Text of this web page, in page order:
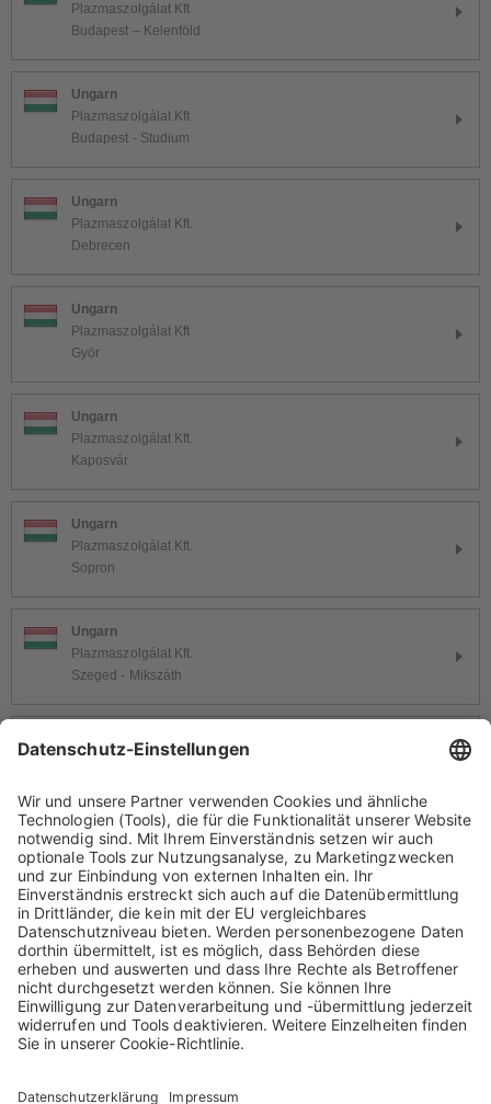
Plazmaszolgálat Kft
Budapest – Kelenföld
Ungarn
Plazmaszolgálat Kft
Budapest - Studium
Ungarn
Plazmaszolgálat Kft.
Debrecen
Ungarn
Plazmaszolgálat Kft
Györ
Ungarn
Plazmaszolgálat Kft.
Kaposvár
Ungarn
Plazmaszolgálat Kft.
Sopron
Ungarn
Plazmaszolgálat Kft.
Szeged - Mikszáth
Ungarn
Plazmaszolgálat Kft.
Ungarn
Plazmaszolgálat Kft.
Székesfehérvár
Ungarn
Plazmaszolgálat Kft.
Szombathely